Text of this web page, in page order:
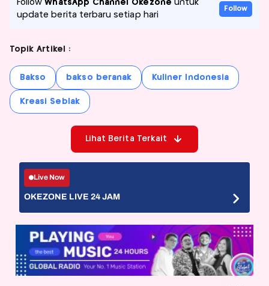
FollowWhatsApp Channel Okezone untuk
update berita terbaru setiap hari
Follow
Topik Artikel :
Bakso bakso beranak Kuliner Indonesia
Kreasi Seblak
Lihat Berita Terkait
Live Now
OKEZONE LIVE 24 JAM